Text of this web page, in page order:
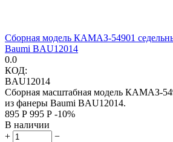
Сборная модель КАМАЗ-54901
Baumi BAU12014
0.0
КОД:
BAU12014
Сборная масштабная модель КАМАЗ-
из фанеры Baumi BAU12014.
‍895‍ Р ‍995‍ Р -10%
В наличии
+
−